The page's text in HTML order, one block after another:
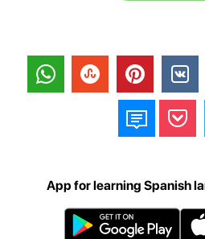
App for learning Spanish